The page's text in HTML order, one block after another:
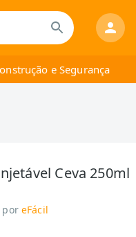
e Segurança
Ceva 250ml
por eFácil